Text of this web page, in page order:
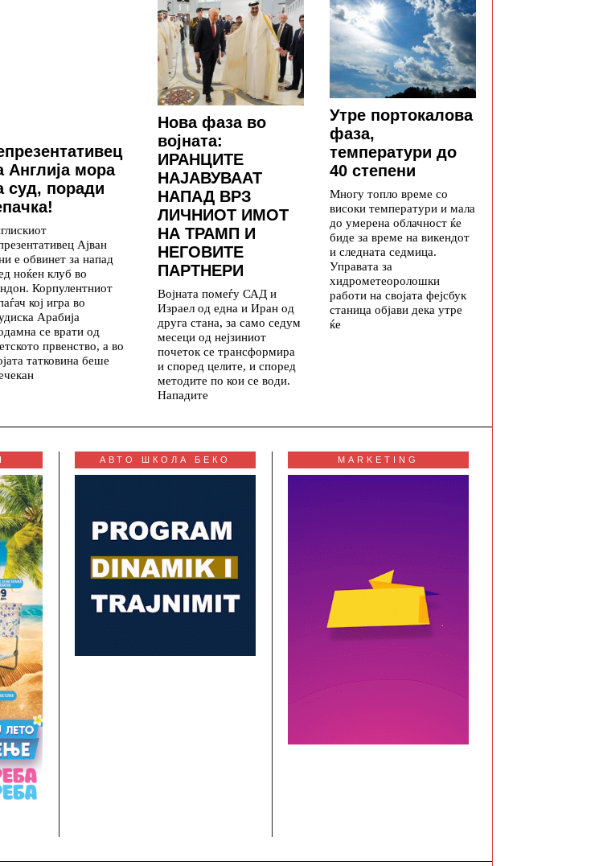
Англија мора
суд, поради
Ајван
е обвинет за напад
ноќен клуб во
Корпулентниот
кој игра во
Арабија
се врати од
првенство, а во
татковина беше
Нова фаза во
војната:
ИРАНЦИТЕ
НАЈАВУВААТ
НАПАД ВРЗ
ЛИЧНИОТ ИМОТ
НА ТРАМП И
НЕГОВИТЕ
ПАРТНЕРИ
Војната помеѓу САД и
Израел од една и Иран од
друга стана, за само седум
месеци од нејзиниот
почеток се трансформира
и според целите, и според
методите по кои се води.
Нападите
Утре портокалова
фаза,
температури до
40 степени
Многу топло време со
високи температури и мала
до умерена облачност ќе
биде за време на викендот
и следната седмица.
Управата за
хидрометеоролошки
работи на својата фејсбук
станица објави дека утре
ќе
АВТО ШКОЛА БЕКО MARKETING